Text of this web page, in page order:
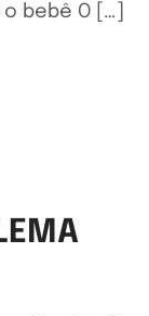
bebê O […]